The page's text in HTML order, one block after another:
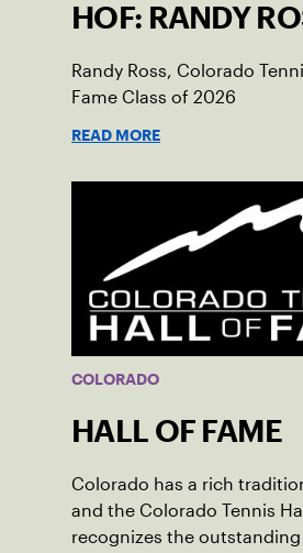
HOF: RANDY
Randy Ross, Colorado
Fame Class of 2026
READ MORE
COLORADO
HALL OF FAME
Colorado has a rich
and the Colorado Tennis
recognizes the outstanding